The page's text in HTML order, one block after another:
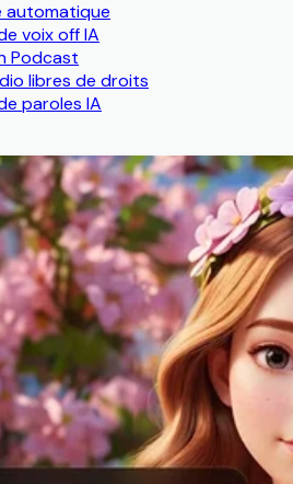
voix off IA
Podcast
libres de droits
paroles IA